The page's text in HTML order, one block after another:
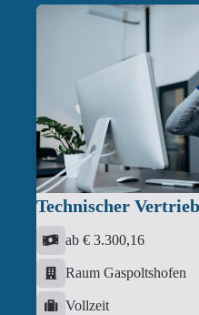
Technischer
ab € 3.300,16
Raum Gaspoltshofen
Vollzeit